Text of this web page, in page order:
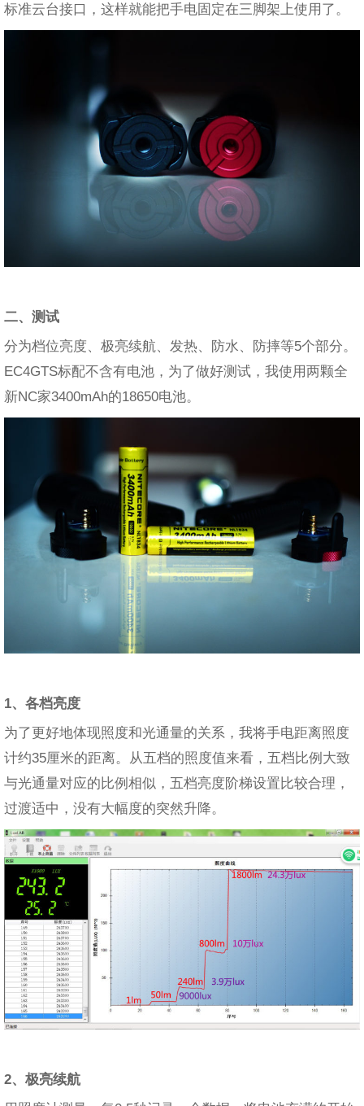
标准云台接口，这样就能把手电固定在三脚架上使用了。
二、测试
分为档位亮度、极亮续航、发热、防水、防摔等5个部分。
EC4GTS标配不含有电池，为了做好测试，我使用两颗全
新NC家3400mAh的18650电池。
1、各档亮度
为了更好地体现照度和光通量的关系，我将手电距离照度
计约35厘米的距离。从五档的照度值来看，五档比例大致
与光通量对应的比例相似，五档亮度阶梯设置比较合理，
过渡适中，没有大幅度的突然升降。
2、极亮续航